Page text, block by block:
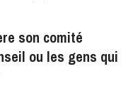
son comité
ou les gens qui